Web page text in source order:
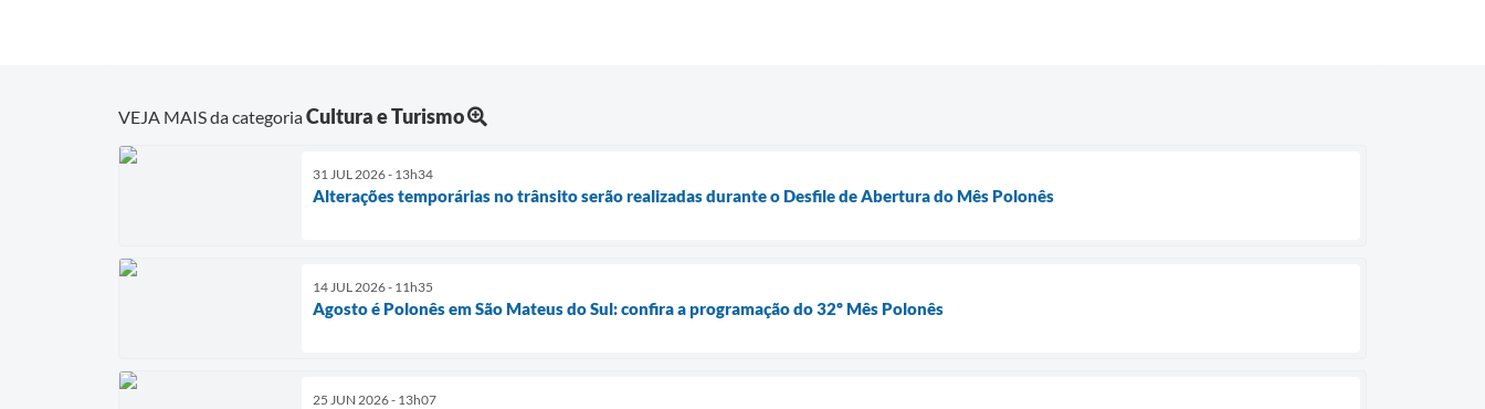
VEJA MAIS da categoriaCultura e Turismo
31 JUL 2026 - 13h34
Alterações temporárias no trânsito serão realizadas durante o Desfile de Abertura do Mês Polonês
14 JUL 2026 - 11h35
Agosto é Polonês em São Mateus do Sul: confira a programação do 32º Mês Polonês
25 JUN 2026 - 13h07